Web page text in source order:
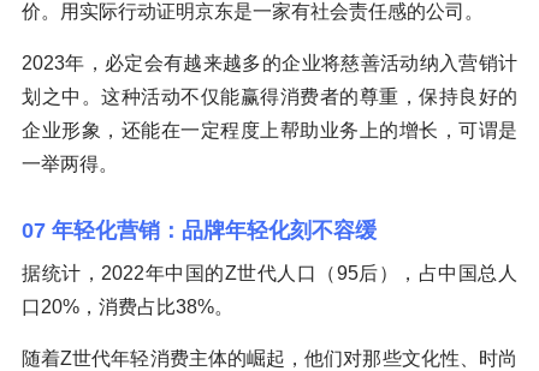
价。用实际行动证明京东是一家有社会责任感的公司。
2023年，必定会有越来越多的企业将慈善活动纳入营销计
划之中。这种活动不仅能赢得消费者的尊重，保持良好的
企业形象，还能在一定程度上帮助业务上的增长，可谓是
一举两得。
07 年轻化营销：品牌年轻化刻不容缓
据统计，2022年中国的Z世代人口（95后），占中国总人
口20%，消费占比38%。
随着Z世代年轻消费主体的崛起，他们对那些文化性、时尚